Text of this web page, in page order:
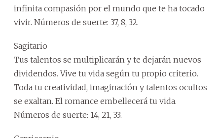
infinita compasión por el mundo que te ha tocado
vivir. Números de suerte: 37, 8, 32.
Sagitario
Tus talentos se multiplicarán y te dejarán nuevos
dividendos. Vive tu vida según tu propio criterio.
Toda tu creatividad, imaginación y talentos ocultos
se exaltan. El romance embellecerá tu vida.
Números de suerte: 14, 21, 33.